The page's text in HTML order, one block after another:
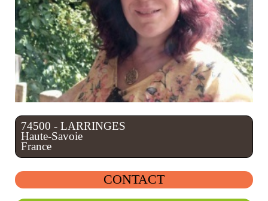
74500 - LARRINGES
Haute-Savoie
France
CONTACT